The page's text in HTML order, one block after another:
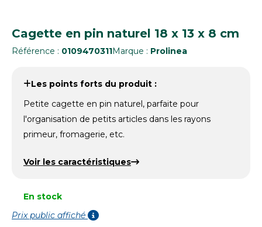
Cagette en pin naturel 18 x 13 x 8 cm
Référence : 0109470311Marque : Prolinea
Les points forts du produit :
Petite cagette en pin naturel, parfaite pour
l'organisation de petits articles dans les rayons
primeur, fromagerie, etc.
Voir les caractéristiques
En stock
Prix public affiché